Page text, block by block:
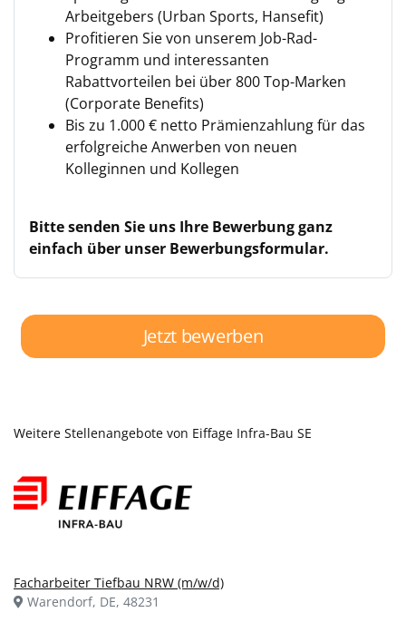
Arbeitgebers (Urban Sports, Hansefit)
Profitieren Sie von unserem Job-Rad-
Programm und interessanten
Rabattvorteilen bei über 800 Top-Marken
(Corporate Benefits)
Bis zu 1.000 € netto Prämienzahlung für das
erfolgreiche Anwerben von neuen
Kolleginnen und Kollegen
Bitte senden Sie uns Ihre Bewerbung ganz
einfach über unser Bewerbungsformular.
Jetzt bewerben
Weitere Stellenangebote von Eiffage Infra-Bau SE
Facharbeiter Tiefbau NRW (m/w/d)
Warendorf, DE, 48231